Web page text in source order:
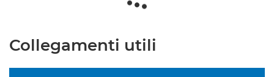
Collegamenti utili